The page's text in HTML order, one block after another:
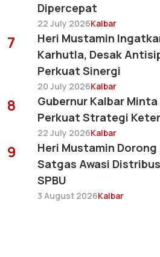
Dipercepat
22 July 2026Kalbar
7
Heri Mustamin
Karhutla, Desak
Perkuat Sinergi
20 July 2026Kalbar
8
Gubernur Kalbar
Perkuat Strategi
22 July 2026Kalbar
9
Heri Mustamin
Satgas Awasi
SPBU
3 August 2026Kalbar